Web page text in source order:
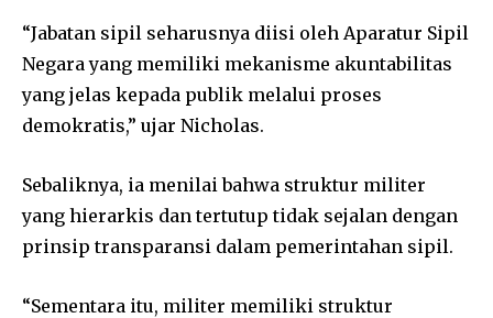
“Jabatan sipil seharusnya diisi oleh Aparatur Sipil
Negara yang memiliki mekanisme akuntabilitas
yang jelas kepada publik melalui proses
demokratis,” ujar Nicholas.
Sebaliknya, ia menilai bahwa struktur militer
yang hierarkis dan tertutup tidak sejalan dengan
prinsip transparansi dalam pemerintahan sipil.
“Sementara itu, militer memiliki struktur